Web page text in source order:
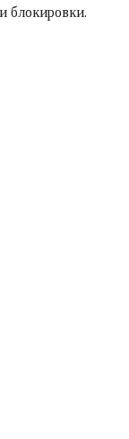
блокировки.